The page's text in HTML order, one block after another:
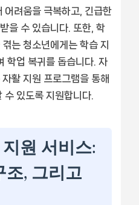
어려움을 극복하고, 긴급한
을 수 있습니다. 또한, 학
는 청소년에게는 학습 지
학업 복귀를 돕습니다. 자
활 지원 프로그램을 통해
수 있도록 지원합니다.
원 서비스:
조, 그리고